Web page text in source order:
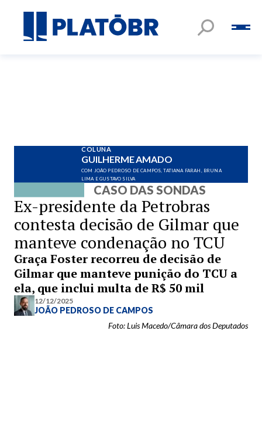
COLUNA
GUILHERME AMADO
COM JOÃO PEDROSO DE CAMPOS, TATIANA FARAH, BRUNA
LIMA E GUSTAVO SILVA
CASO DAS SONDAS
Ex-presidente da Petrobras
contesta decisão de Gilmar que
manteve condenação no TCU
Graça Foster recorreu de decisão de
Gilmar que manteve punição do TCU a
ela, que inclui multa de R$ 50 mil
12/12/2025
JOÃO PEDROSO DE CAMPOS
Foto: Luis Macedo/Câmara dos Deputados